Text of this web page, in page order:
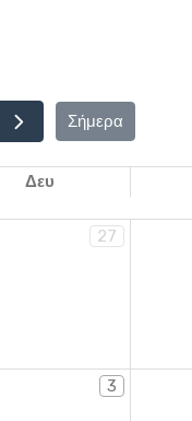
Σήμερα
Δευ
27
3